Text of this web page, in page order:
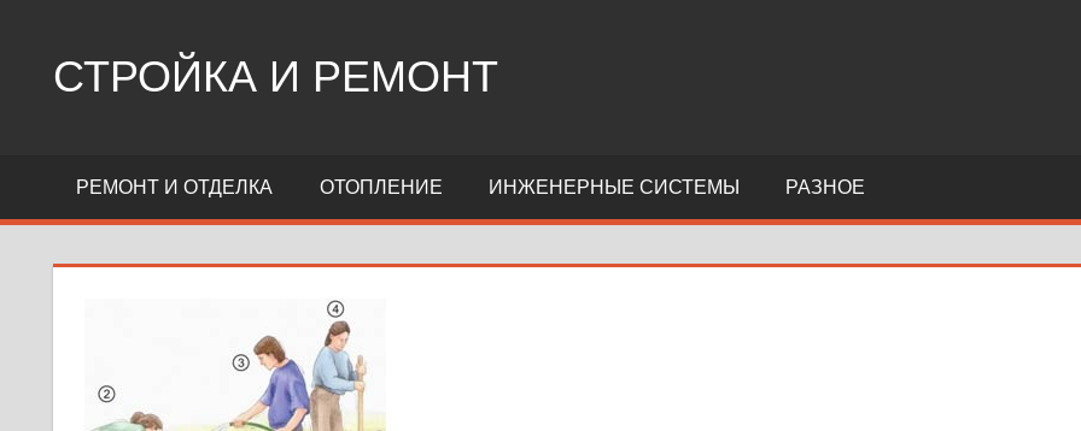
содержимому
СТРОЙКА И РЕМОНТ
стройке,
ремонте,
РЕМОНТ И ОТДЕЛКА ОТОПЛЕНИЕ ИНЖЕНЕРНЫЕ СИСТЕМЫ РАЗНОЕ